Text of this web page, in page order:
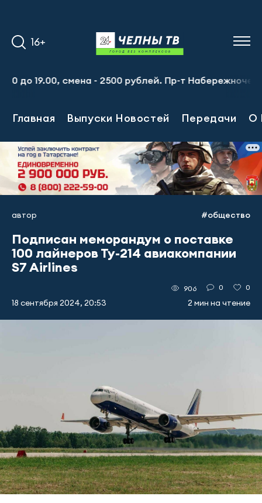
16+
19.00, смена - 2500 рублей. Пр-т
Главная Выпуски Новостей Передачи О
автор #общество
Подписан меморандум о поставке
100 лайнеров Ту-214 авиакомпании
S7 Airlines
18 сентября 2024, 20:53
906 0 0
2 мин на чтение